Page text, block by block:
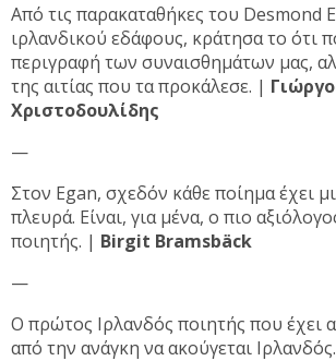
Από τις παρακαταθήκες του Desmond
ιρλανδικού εδάφους, κράτησα το ότι
περιγραφή των συναισθημάτων μας,
της αιτίας που τα προκάλεσε. |
Χριστοδουλίδης
—
Στον Egan, σχεδόν κάθε ποίημα έχει
πλευρά. Είναι, για μένα, ο πιο
ποιητής. | Birgit Bramsbäck
—
Ο πρώτος Ιρλανδός ποιητής που έχει
από την ανάγκη να ακούγεται